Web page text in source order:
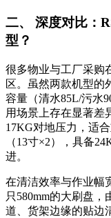
二、 深度对比：
型？
很多物业与工厂采购
区。虽然两款机型的
容量（清水85L/污水
用场景上存在显著差
17KG对地压力，适
（13寸×2），具备
进。
在清洁效率与作业幅
只580mm的大刷盘
道、货架边缘的贴边